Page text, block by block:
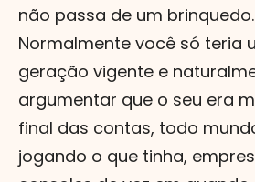
não passa de um
Normalmente você só teria
geração vigente e
argumentar que o seu era
final das contas, todo
jogando o que tinha,